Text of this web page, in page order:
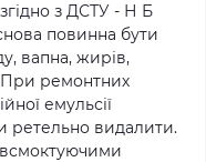
з ДСТУ - Н Б
повинна бути
вапна, жирів,
При ремонтних
емульсії
ретельно видалити.